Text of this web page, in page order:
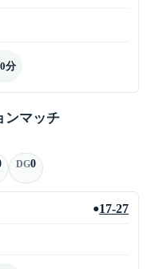
分
ンマッチ
DG0
●17-27